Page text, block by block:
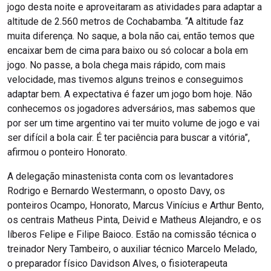
jogo desta noite e aproveitaram as atividades para adaptar a
altitude de 2.560 metros de Cochabamba. “A altitude faz
muita diferença. No saque, a bola não cai, então temos que
encaixar bem de cima para baixo ou só colocar a bola em
jogo. No passe, a bola chega mais rápido, com mais
velocidade, mas tivemos alguns treinos e conseguimos
adaptar bem. A expectativa é fazer um jogo bom hoje. Não
conhecemos os jogadores adversários, mas sabemos que
por ser um time argentino vai ter muito volume de jogo e vai
ser difícil a bola cair. É ter paciência para buscar a vitória”,
afirmou o ponteiro Honorato.
A delegação minastenista conta com os levantadores
Rodrigo e Bernardo Westermann, o oposto Davy, os
ponteiros Ocampo, Honorato, Marcus Vinícius e Arthur Bento,
os centrais Matheus Pinta, Deivid e Matheus Alejandro, e os
líberos Felipe e Filipe Baioco. Estão na comissão técnica o
treinador Nery Tambeiro, o auxiliar técnico Marcelo Melado,
o preparador físico Davidson Alves, o fisioterapeuta